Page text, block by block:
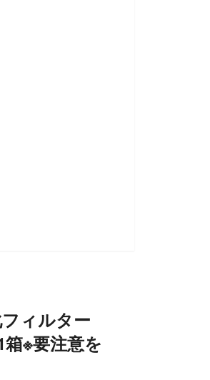
ィルター
※要注意を